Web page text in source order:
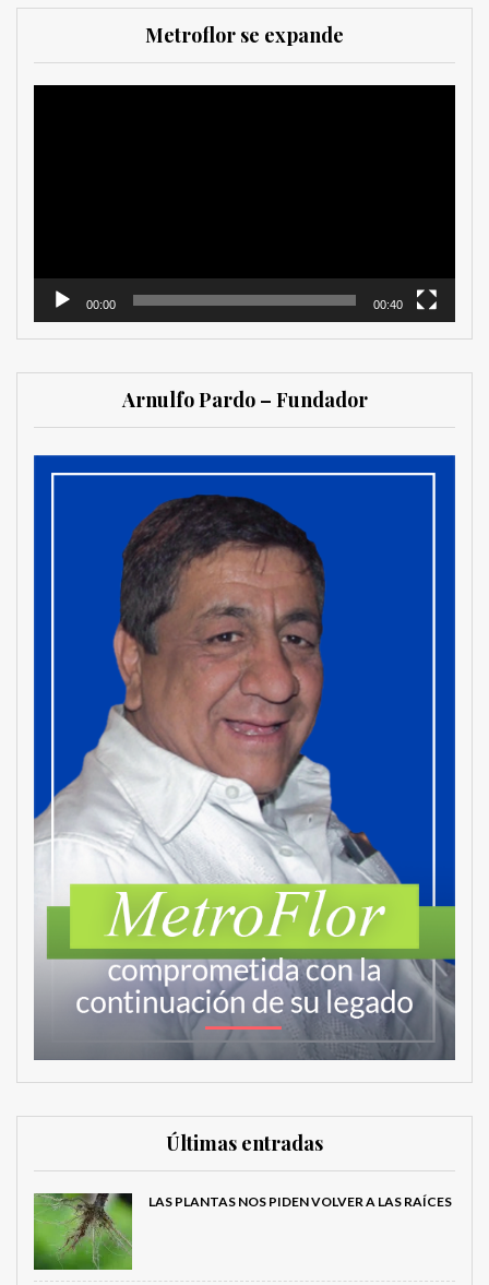
Metroflor se expande
00:00 00:40
Arnulfo Pardo – Fundador
Últimas entradas
LAS PLANTAS NOS PIDEN VOLVER A LAS RAÍCES